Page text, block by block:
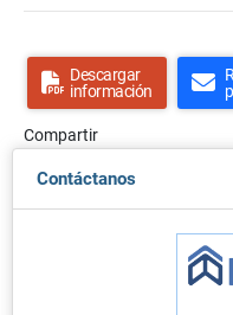
Descargar
información
Compartir
Contáctanos